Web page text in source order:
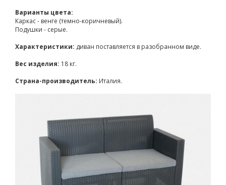
Варианты цвета:
Каркас - венге (темно-коричневый).
Подушки - серые.
Характеристики: диван поставляется в разобранном виде.
Вес изделия: 18 кг.
Страна-производитель: Италия.